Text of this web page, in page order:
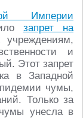
Империи
запрет на
и
Этот запрет
в Западной
чумы,
Только за
унесла в